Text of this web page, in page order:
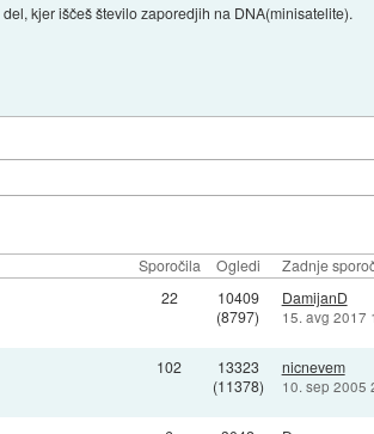
kjer iščeš število zaporedjih na DNA(minisatelite).
Sporočila Ogledi Zadnje
22
10409
(8797)
DamijanD
15. avg 2017
102
13323
(11378)
nicnevem
10. sep 2005